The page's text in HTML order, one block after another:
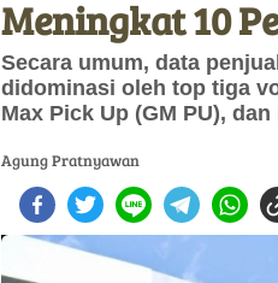
Meningkat 10
Secara umum, data
didominasi oleh top tiga
Max Pick Up (GM PU),
Agung Pratnyawan